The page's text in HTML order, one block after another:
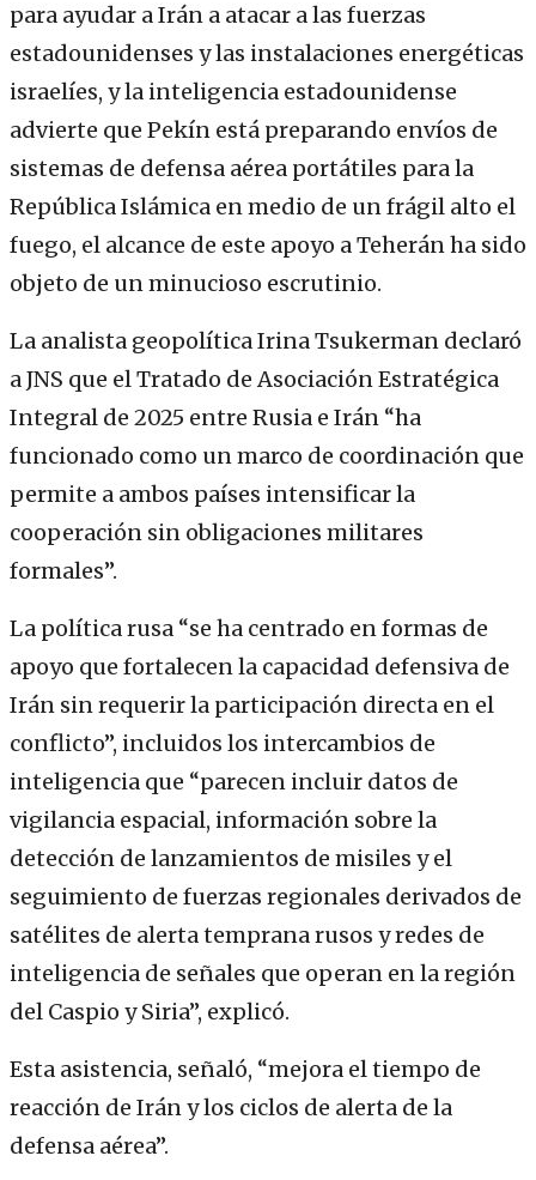
para ayudar a Irán a atacar a las fuerzas
estadounidenses y las instalaciones energéticas
israelíes, y la inteligencia estadounidense
advierte que Pekín está preparando envíos de
sistemas de defensa aérea portátiles para la
República Islámica en medio de un frágil alto el
fuego, el alcance de este apoyo a Teherán ha sido
objeto de un minucioso escrutinio.
La analista geopolítica Irina Tsukerman declaró
a JNS que el Tratado de Asociación Estratégica
Integral de 2025 entre Rusia e Irán “ha
funcionado como un marco de coordinación que
permite a ambos países intensificar la
cooperación sin obligaciones militares
formales”.
La política rusa “se ha centrado en formas de
apoyo que fortalecen la capacidad defensiva de
Irán sin requerir la participación directa en el
conflicto”, incluidos los intercambios de
inteligencia que “parecen incluir datos de
vigilancia espacial, información sobre la
detección de lanzamientos de misiles y el
seguimiento de fuerzas regionales derivados de
satélites de alerta temprana rusos y redes de
inteligencia de señales que operan en la región
del Caspio y Siria”, explicó.
Esta asistencia, señaló, “mejora el tiempo de
reacción de Irán y los ciclos de alerta de la
defensa aérea”.